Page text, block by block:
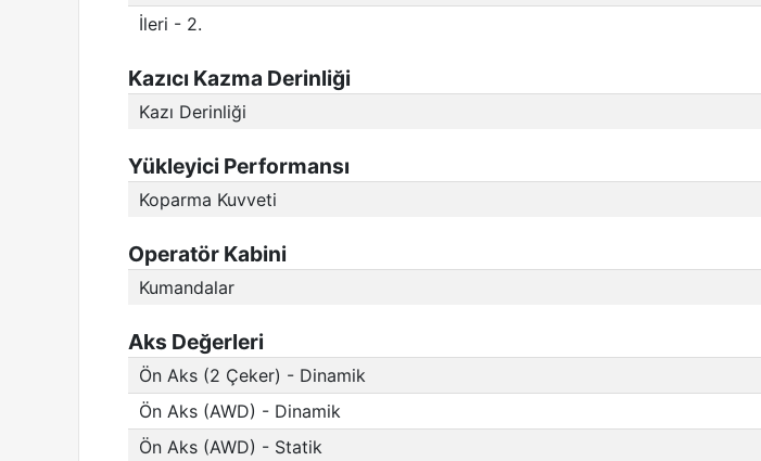
İleri - 2.
Kazıcı Kazma Derinliği
Kazı Derinliği
Yükleyici Performansı
Koparma Kuvveti
Operatör Kabini
Kumandalar
Aks Değerleri
Ön Aks (2 Çeker) - Dinamik
Ön Aks (AWD) - Dinamik
Ön Aks (AWD) - Statik